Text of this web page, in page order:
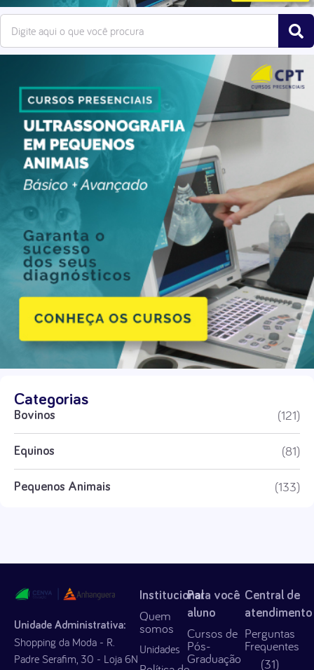
Categorias
Bovinos (121)
Equinos (81)
Pequenos Animais (133)
Unidade Administrativa:
Shopping da Moda - R.
Padre Serafim, 30 - Loja 6N
Institucional
Quem
somos
Unidades
Para você
aluno
Cursos de
Pós-
Graduação
Central de
atendimento
Perguntas
Frequentes
(31)